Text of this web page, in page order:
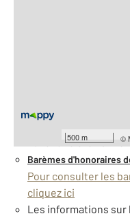
500 m ©
À savoir
Taxe foncière : 871 €
Barèmes d'honoraires
Pour consulter les
cliquez ici
Les informations sur